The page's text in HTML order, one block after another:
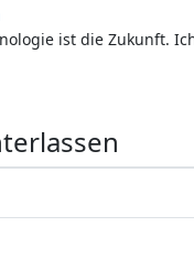
ist die Zukunft.